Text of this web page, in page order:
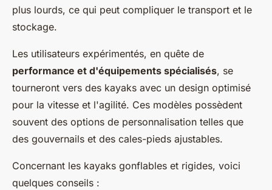
plus lourds, ce qui peut compliquer le transport et le
stockage.
Les utilisateurs expérimentés, en quête de
performance et d'équipements spécialisés, se
tourneront vers des kayaks avec un design optimisé
pour la vitesse et l'agilité. Ces modèles possèdent
souvent des options de personnalisation telles que
des gouvernails et des cales-pieds ajustables.
Concernant les kayaks gonflables et rigides, voici
quelques conseils :